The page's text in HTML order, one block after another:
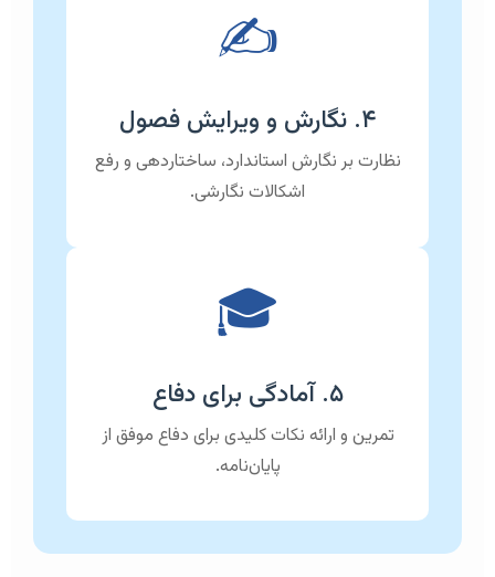
✍️
۴. نگارش و ویرایش فصول
نظارت بر نگارش استاندارد، ساختاردهی و رفع
اشکالات نگارشی.
🎓
۵. آمادگی برای دفاع
تمرین و ارائه نکات کلیدی برای دفاع موفق از
پایان‌نامه.